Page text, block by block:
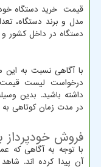
قیمت خرید دستگاه
مدل و برند دستگاه،
دستگاه در داخل کشور
با آگاهی نسبت به این
درخواست لیست قیمت
داشته باشید. بدین
در مدت زمان کوتاهی
فروش خودپرداز
با توجه به آگاهی که
آن پیدا کرده اند.